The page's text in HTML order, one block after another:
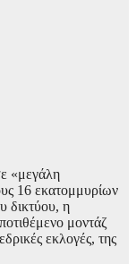
«μεγάλη
16 εκατομμυρίων
δικτύου, η
μοντάζ
εκλογές, της